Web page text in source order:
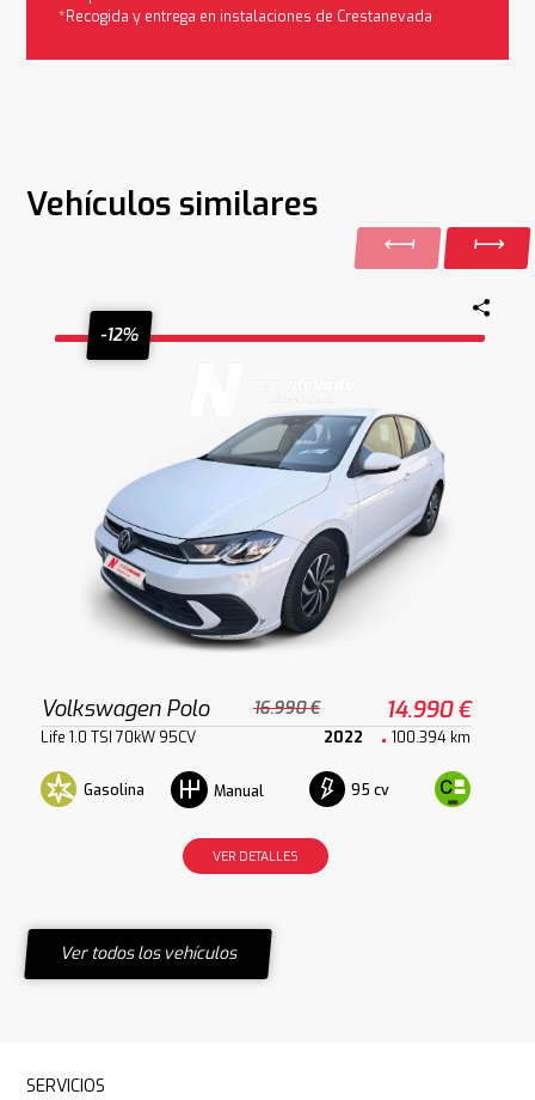
*Recogida y entrega en instalaciones de Crestanevada
Vehículos similares
-12%
Volkswagen Polo 16.990 € 14.990 €
Life 1.0 TSI 70kW 95CV 2022 100.394 km
Gasolina Manual 95 cv
VER DETALLES
Ver todos los vehículos
SERVICIOS